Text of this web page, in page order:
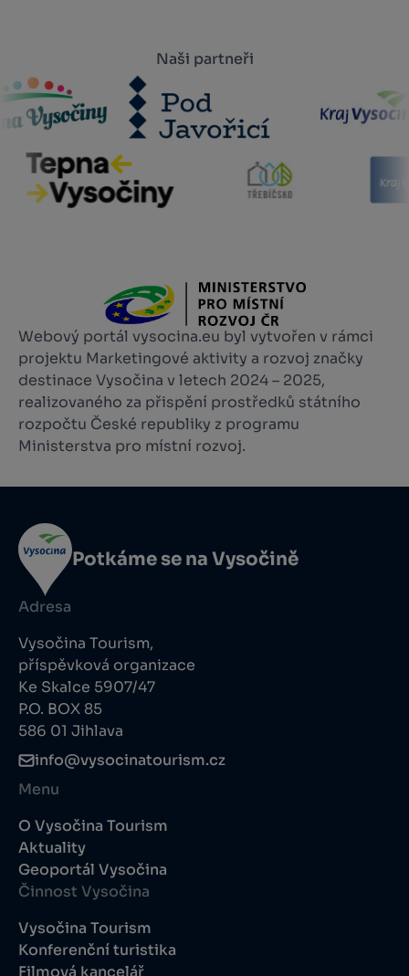
Naši partneři
Webový portál vysocina.eu byl vytvořen v rámci
projektu Marketingové aktivity a rozvoj značky
destinace Vysočina v letech 2024 – 2025,
realizovaného za přispění prostředků státního
rozpočtu České republiky z programu
Ministerstva pro místní rozvoj.
Potkáme se na Vysočině
Adresa
Vysočina Tourism,
příspěvková organizace
Ke Skalce 5907/47
P.O. BOX 85
586 01 Jihlava
info@vysocinatourism.cz
Menu
O Vysočina Tourism
Aktuality
Geoportál Vysočina
Činnost Vysočina
Vysočina Tourism
Konferenční turistika
Filmová kancelář